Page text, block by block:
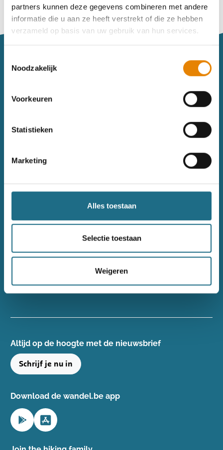
partners kunnen deze gegevens combineren met andere
informatie die u aan ze heeft verstrekt of die ze hebben
verzameld op basis van uw gebruik van hun services.
Noodzakelijk
Voorkeuren
Statistieken
Marketing
Alles toestaan
Selectie toestaan
Weigeren
Vind je je weg niet goed in het wandeldagboek?
Raadpleeg dan hier de handleiding.
Wandelinspiratie
Gezondheid
+32(0)50 40 51 40
info@wandelsport.be
BE 0643 481 073
Altijd op de hoogte ​met de nieuwsbrief
Schrijf je nu in
Download de wandel.be app